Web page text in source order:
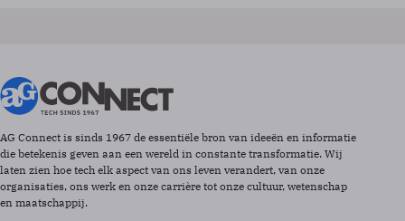
AG Connect is sinds 1967 de essentiële bron van ideeën en informatie
die betekenis geven aan een wereld in constante transformatie. Wij
laten zien hoe tech elk aspect van ons leven verandert, van onze
organisaties, ons werk en onze carrière tot onze cultuur, wetenschap
en maatschappij.